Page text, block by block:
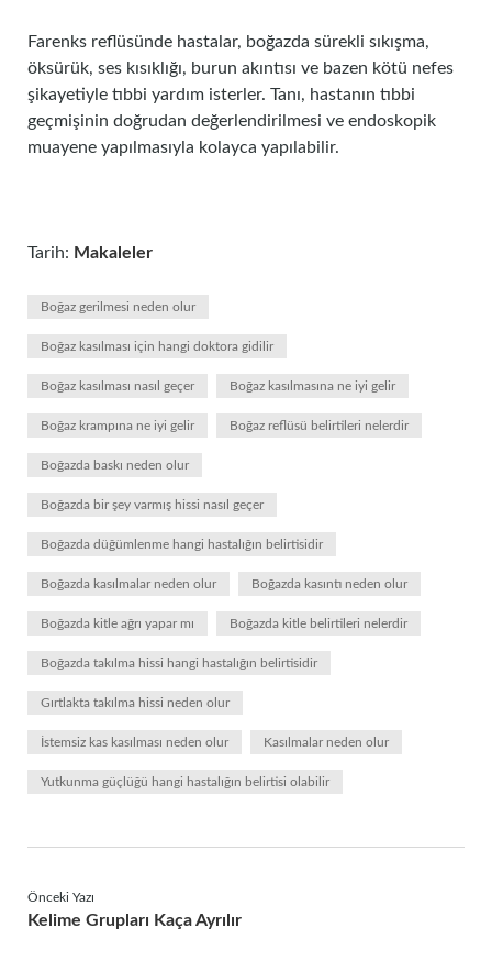
Farenks reflüsünde hastalar, boğazda sürekli sıkışma,
öksürük, ses kısıklığı, burun akıntısı ve bazen kötü nefes
şikayetiyle tıbbi yardım isterler. Tanı, hastanın tıbbi
geçmişinin doğrudan değerlendirilmesi ve endoskopik
muayene yapılmasıyla kolayca yapılabilir.
Tarih: Makaleler
Boğaz gerilmesi neden olur
Boğaz kasılması için hangi doktora gidilir
Boğaz kasılması nasıl geçer Boğaz kasılmasına ne iyi gelir
Boğaz krampına ne iyi gelir Boğaz reflüsü belirtileri nelerdir
Boğazda baskı neden olur
Boğazda bir şey varmış hissi nasıl geçer
Boğazda düğümlenme hangi hastalığın belirtisidir
Boğazda kasılmalar neden olur Boğazda kasıntı neden olur
Boğazda kitle ağrı yapar mı Boğazda kitle belirtileri nelerdir
Boğazda takılma hissi hangi hastalığın belirtisidir
Gırtlakta takılma hissi neden olur
İstemsiz kas kasılması neden olur Kasılmalar neden olur
Yutkunma güçlüğü hangi hastalığın belirtisi olabilir
Önceki Yazı
Kelime Grupları Kaça Ayrılır